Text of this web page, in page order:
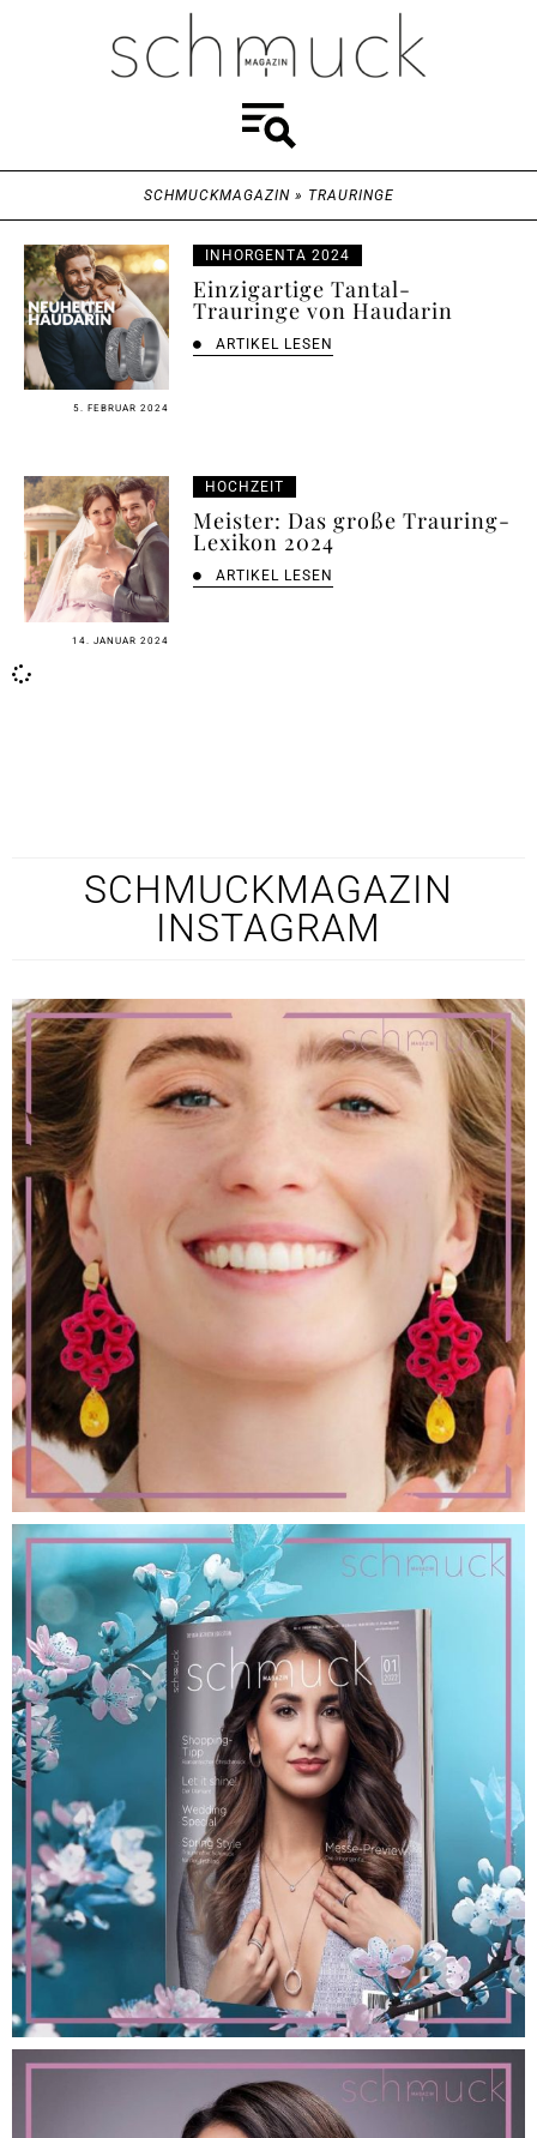
SCHMUCKMAGAZIN» TRAURINGE
5. FEBRUAR 2024
INHORGENTA 2024
Einzigartige Tantal-
Trauringe von Haudarin
ARTIKEL LESEN
14. JANUAR 2024
HOCHZEIT
Meister: Das große Trauring-
Lexikon 2024
ARTIKEL LESEN
SCHMUCKMAGAZIN
INSTAGRAM